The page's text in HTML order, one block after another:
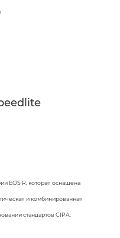
EOS R, которая оснащена
и комбинированная
стандартов CIPA.